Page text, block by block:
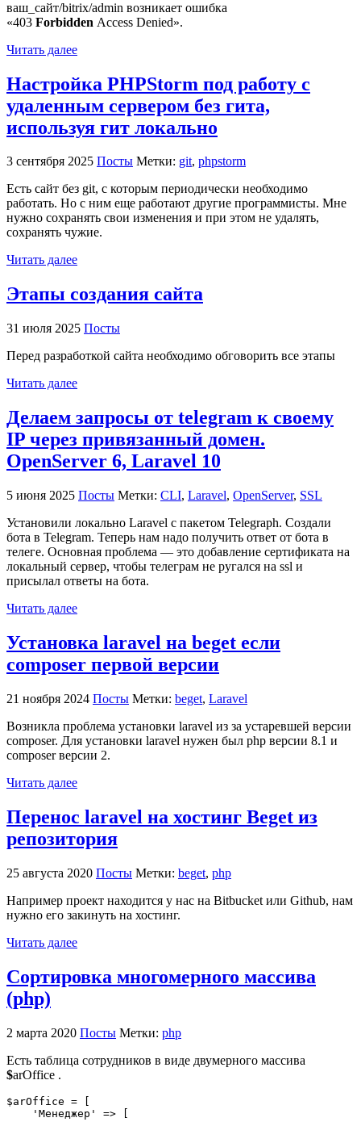
ваш_сайт/bitrix/admin возникает ошибка
«403 Forbidden Access Denied».
Читать далее
Настройка PHPStorm под работу с
удаленным сервером без гита,
используя гит локально
3 сентября 2025 Посты Метки: git, phpstorm
Есть сайт без git, с которым периодически необходимо
работать. Но с ним еще работают другие программисты. Мне
нужно сохранять свои изменения и при этом не удалять,
сохранять чужие.
Читать далее
Этапы создания сайта
31 июля 2025 Посты
Перед разработкой сайта необходимо обговорить все этапы
Читать далее
Делаем запросы от telegram к своему
IP через привязанный домен.
OpenServer 6, Laravel 10
5 июня 2025 Посты Метки: CLI, Laravel, OpenServer, SSL
Установили локально Laravel с пакетом Telegraph. Создали
бота в Telegram. Теперь нам надо получить ответ от бота в
телеге. Основная проблема — это добавление сертификата на
локальный сервер, чтобы телеграм не ругался на ssl и
присылал ответы на бота.
Читать далее
Установка laravel на beget если
composer первой версии
21 ноября 2024 Посты Метки: beget, Laravel
Возникла проблема установки laravel из за устаревшей версии
composer. Для установки laravel нужен был php версии 8.1 и
composer версии 2.
Читать далее
Перенос laravel на хостинг Beget из
репозитория
25 августа 2020 Посты Метки: beget, php
Например проект находится у нас на Bitbucket или Github, нам
нужно его закинуть на хостинг.
Читать далее
Сортировка многомерного массива
(php)
2 марта 2020 Посты Метки: php
Есть таблица сотрудников в виде двумерного массива
$arOffice .
$arOffice = [